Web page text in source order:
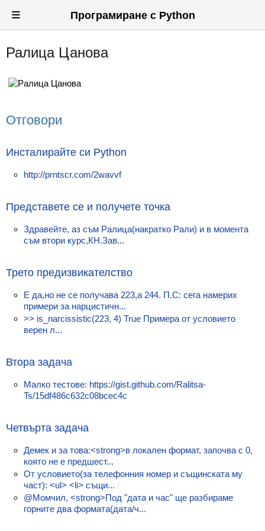
Вход
Регистрация
Материали
Задачи
Предизвикателства
Форуми
Потребители
Класация
Екип
≡ Програмиране с Python
Ралица Цанова
Отговори
Инсталирайте си Python
http://prntscr.com/2wavvf
Представете се и получете точка
Здравейте, аз съм Ралица(накратко Рали) и в момента
съм втори курс,КН.Зав...
Трето предизвикателство
Е да,но не се получава 223,а 244. П.С: сега намерих
примери за нарцистичн...
>> is_narcissistic(223, 4) True Примера от условието
верен л...
Втора задача
Малко тестове: https://gist.github.com/Ralitsa-
Ts/15df486c632c08bcec4c
Четвърта задача
Демек и за това:<strong>в локален формат, започва с 0,
която не е предшест...
От условието(за телефонния номер и същинската му
част): <ul> <li> същи...
@Момчил, <strong>Под "дата и час" ще разбираме
горните два формата(дата/ч...